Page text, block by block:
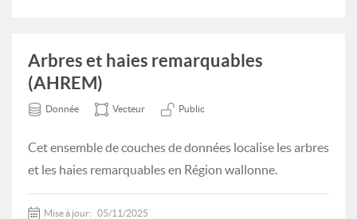
Arbres et haies remarquables
(AHREM)
Donnée Vecteur Public
Cet ensemble de couches de données localise les arbres
et les haies remarquables en Région wallonne.
Mise à jour: 05/11/2025